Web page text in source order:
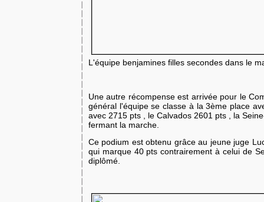
L'équipe benjamines filles secondes dans le
Une autre récompense est arrivée pour le
général l'équipe se classe à la 3ème place
avec 2715 pts , le Calvados 2601 pts , la
fermant la marche.
Ce podium est obtenu grâce au jeune juge
qui marque 40 pts contrairement à celui de
diplômé.